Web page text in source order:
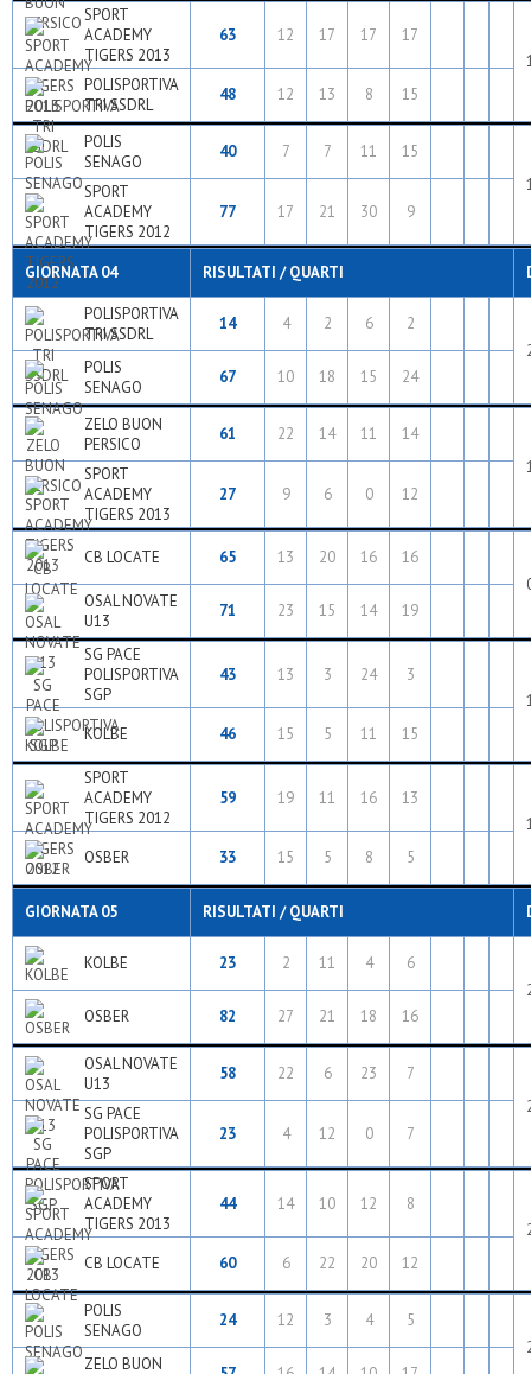
SPORT
ACADEMY
TIGERS 2013
63 12 17 17
17
POLISPORTIVA
TRI SSDRL
48 12 13 8 15
POLIS
SENAGO
40 7 7 11
15
SPORT
ACADEMY
TIGERS 2012
77 17 21 30 9
GIORNATA 04 RISULTATI / QUARTI
POLISPORTIVA
TRI SSDRL
14 4 2 6
2
POLIS
SENAGO
67 10 18 15 24
ZELO BUON
PERSICO
61 22 14 11
14
SPORT
ACADEMY
TIGERS 2013
27 9 6 0 12
CB LOCATE 65 13 20 16
16
OSAL NOVATE
U13
71 23 15 14 19
SG PACE
POLISPORTIVA
SGP
43 13 3 24
3
KOLBE
46 15 5 11 15
SPORT
ACADEMY
TIGERS 2012
59 19 11 16
13
OSBER
33 15 5 8 5
GIORNATA 05 RISULTATI / QUARTI
KOLBE 23 2 11 4
6
OSBER
82 27 21 18 16
OSAL NOVATE
U13
58 22 6 23
7
SG PACE
POLISPORTIVA
SGP
23 4 12 0 7
SPORT
ACADEMY
TIGERS 2013
44 14 10 12
8
CB LOCATE
60 6 22 20 12
POLIS
SENAGO
24 12 3 4
5
ZELO BUON